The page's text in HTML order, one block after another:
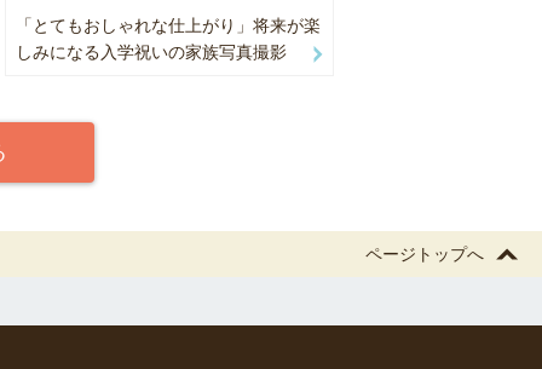
NEC、
「とてもおしゃれな仕上がり」将来が楽
しみになる入学祝いの家族写真撮影
ページトップへ